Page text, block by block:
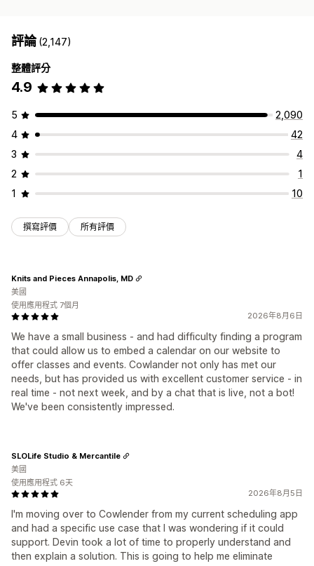
評論(2,147)
整體評分
4.9
5
2,090
4
42
3
4
2
1
1
10
撰寫評價 所有評價
2026年8月6日
We have a small business - and had difficulty finding a program
that could allow us to embed a calendar on our website to
offer classes and events. Cowlander not only has met our
needs, but has provided us with excellent customer service - in
real time - not next week, and by a chat that is live, not a bot!
We've been consistently impressed.
Knits and Pieces Annapolis, MD
美國
使用應用程式 7個月
2026年8月5日
I'm moving over to Cowlender from my current scheduling app
and had a specific use case that I was wondering if it could
support. Devin took a lot of time to properly understand and
then explain a solution. This is going to help me eliminate
SLOLife Studio & Mercantile
美國
使用應用程式 6天